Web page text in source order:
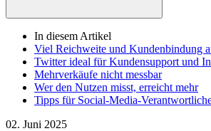
In diesem Artikel
Viel Reichweite und Kundenbindung
Twitter ideal für Kundensupport und
Mehrverkäufe nicht messbar
Wer den Nutzen misst, erreicht mehr
Tipps für Social-Media-
02. Juni 2025